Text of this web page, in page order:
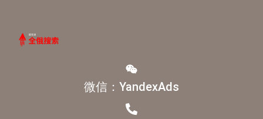
微信：YandexAds